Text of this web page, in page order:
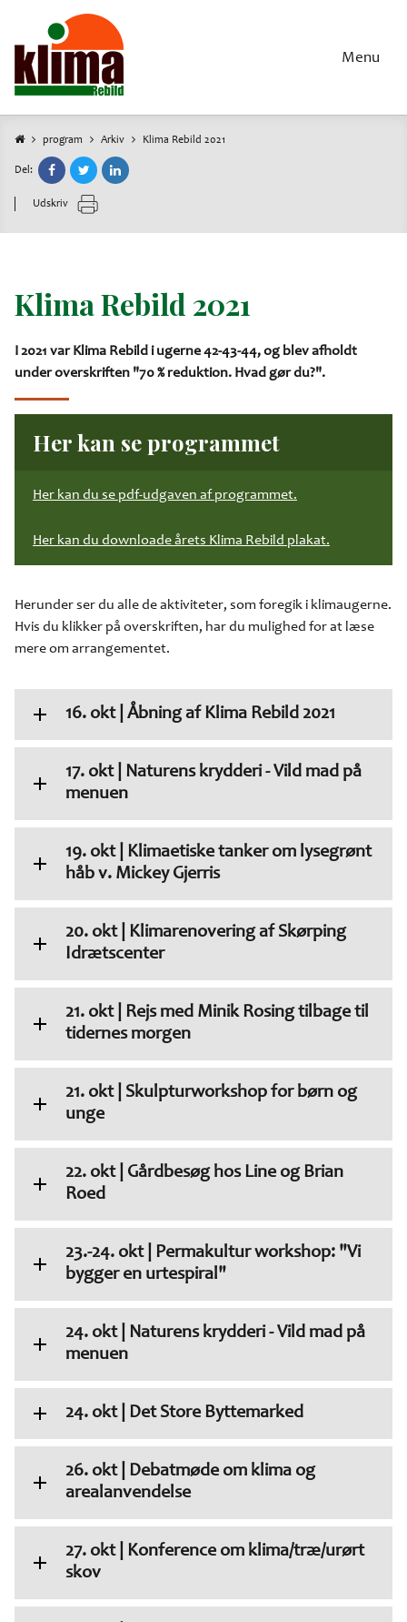
hovedindhold
Menu
Brødkrumme
program Arkiv Klima Rebild 2021
Del:
Udskriv
Klima Rebild 2021
I 2021 var Klima Rebild i ugerne 42-43-44, og blev afholdt
under overskriften "70 % reduktion. Hvad gør du?".
Her kan se programmet
Her kan du se pdf-udgaven af programmet.
Her kan du downloade årets Klima Rebild plakat.
Herunder ser du alle de aktiviteter, som foregik i klimaugerne.
Hvis du klikker på overskriften, har du mulighed for at læse
mere om arrangementet.
16. okt | Åbning af Klima Rebild 2021
17. okt | Naturens krydderi - Vild mad på
menuen
19. okt | Klimaetiske tanker om lysegrønt
håb v. Mickey Gjerris
20. okt | Klimarenovering af Skørping
Idrætscenter
21. okt | Rejs med Minik Rosing tilbage til
tidernes morgen
21. okt | Skulpturworkshop for børn og
unge
22. okt | Gårdbesøg hos Line og Brian
Roed
23.-24. okt | Permakultur workshop: "Vi
bygger en urtespiral"
24. okt | Naturens krydderi - Vild mad på
menuen
24. okt | Det Store Byttemarked
26. okt | Debatmøde om klima og
arealanvendelse
27. okt | Konference om klima/træ/urørt
skov